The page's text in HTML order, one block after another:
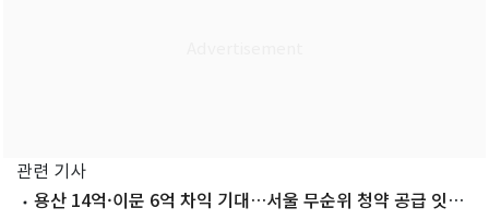
관련 기사
용산 14억·이문 6억 차익 기대…서울 무순위 청약 공급 잇따